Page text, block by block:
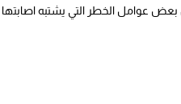
عوامل الخطر التي يشتبه اصابتها